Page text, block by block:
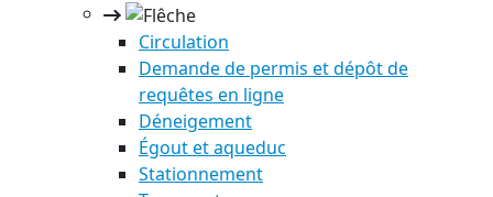
Circulation
Demande de permis et dépôt de
requêtes en ligne
Déneigement
Égout et aqueduc
Stationnement